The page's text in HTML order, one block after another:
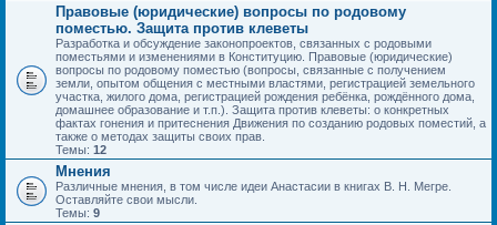
Правовые (юридические) вопросы по родовому
поместью. Защита против клеветы
Разработка и обсуждение законопроектов, связанных с родовыми
поместьями и изменениями в Конституцию. Правовые (юридические)
вопросы по родовому поместью (вопросы, связанные с получением
земли, опытом общения с местными властями, регистрацией земельного
участка, жилого дома, регистрацией рождения ребёнка, рождённого дома,
домашнее образование и т.п.). Защита против клеветы: о конкретных
фактах гонения и притеснения Движения по созданию родовых поместий, а
также о методах защиты своих прав.
Темы: 12
Мнения
Различные мнения, в том числе идеи Анастасии в книгах В. Н. Мегре.
Оставляйте свои мысли.
Темы: 9